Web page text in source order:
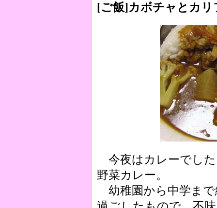
[ご飯]カボチャとカ
今夜はカレーでし
野菜カレー。
幼稚園から中学まで